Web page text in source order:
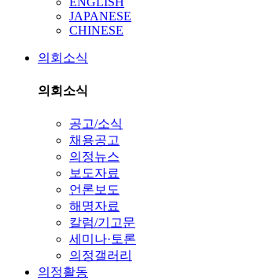
JAPANESE
CHINESE
의회소식
의회소식
공고/소식
채용공고
의정뉴스
보도자료
언론보도
해명자료
칼럼/기고문
세미나·토론
의정갤러리
의정활동